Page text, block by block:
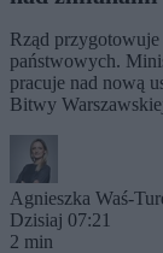
Rząd
państwowych.
pracuje nad nową
Bitwy
Agnieszka Waś-
Dzisiaj 07:21
2 min